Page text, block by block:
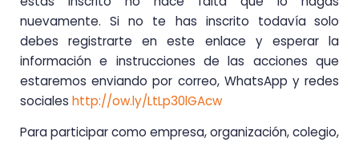
nuevamente. Si no te has inscrito todavía solo
debes registrarte en este enlace y esperar la
información e instrucciones de las acciones que
estaremos enviando por correo, WhatsApp y redes
sociales http://ow.ly/LtLp30lGAcw
Para participar como empresa, organización, colegio,